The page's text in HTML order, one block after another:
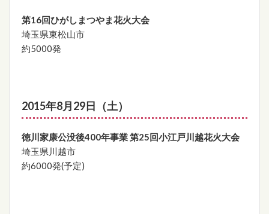
第16回ひがしまつやま花火大会
埼玉県東松山市
約5000発
2015年8月29日（土）
徳川家康公没後400年事業 第25回小江戸川越花火大会
埼玉県川越市
約6000発(予定)